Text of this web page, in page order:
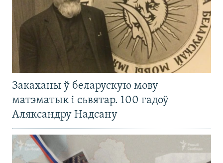
Закаханы ў беларускую мову
матэматык і сьвятар. 100 гадоў
Аляксандру Надсану